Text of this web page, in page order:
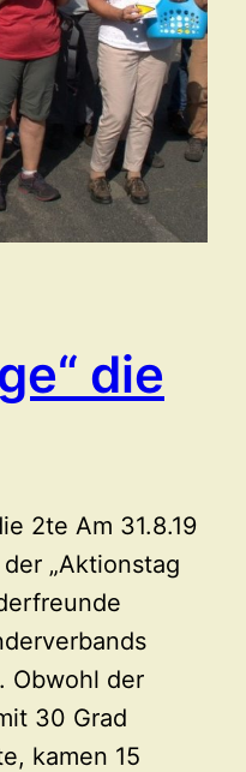
die
2te Am 31.8.19
„Aktionstag
Obwohl der
30 Grad
kamen 15